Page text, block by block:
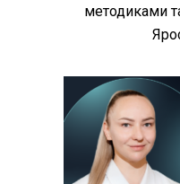
методиками